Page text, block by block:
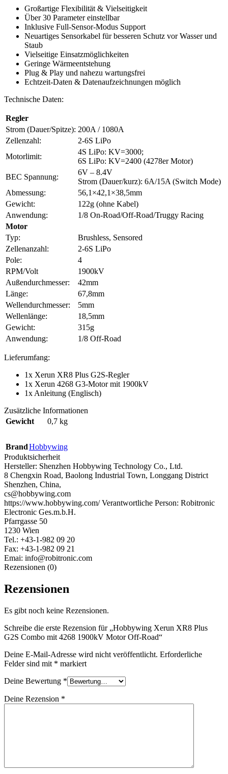
Großartige Flexibilität & Vielseitigkeit
Über 30 Parameter einstellbar
Inklusive Full-Sensor-Modus Support
Neuartiges Sensorkabel für besseren Schutz vor Wasser und
Staub
Vielseitige Einsatzmöglichkeiten
Geringe Wärmeentstehung
Plug & Play und nahezu wartungsfrei
Echtzeit-Daten & Datenaufzeichnungen möglich
Technische Daten:
Regler
Strom (Dauer/Spitze): 200A / 1080A
Zellenzahl:
2-6S LiPo
Motorlimit:
4S LiPo: KV=3000;
6S LiPo: KV=2400 (4278er Motor)
BEC Spannung:
6V – 8.4V
Strom (Dauer/kurz): 6A/15A (Switch Mode)
Abmessung:
56,1×42,1×38,5mm
Gewicht:
122g (ohne Kabel)
Anwendung:
1/8 On-Road/Off-Road/Truggy Racing
Motor
Typ:
Brushless, Sensored
Zellenanzahl:
2-6S LiPo
Pole:
4
RPM/Volt
1900kV
Außendurchmesser:
42mm
Länge:
67,8mm
Wellendurchmesser:
5mm
Wellenlänge:
18,5mm
Gewicht:
315g
Anwendung:
1/8 Off-Road
Lieferumfang:
1x Xerun XR8 Plus G2S-Regler
1x Xerun 4268 G3-Motor mit 1900kV
1x Anleitung (Englisch)
Zusätzliche Informationen
Gewicht
0,7 kg
BrandHobbywing
Produktsicherheit
Hersteller: Shenzhen Hobbywing Technology Co., Ltd.
8 Chengxin Road, Baolong Industrial Town, Longgang District
Shenzhen, China,
cs@hobbywing.com
https://www.hobbywing.com/Verantwortliche Person: Robitronic
Electronic Ges.m.b.H.
Pfarrgasse 50
1230 Wien
Tel.: +43-1-982 09 20
Fax: +43-1-982 09 21
Emai: info@robitronic.com
Rezensionen (0)
Rezensionen
Es gibt noch keine Rezensionen.
Schreibe die erste Rezension für „Hobbywing Xerun XR8 Plus
G2S Combo mit 4268 1900kV Motor Off-Road“
Deine E-Mail-Adresse wird nicht veröffentlicht. Erforderliche
Felder sind mit * markiert
Deine Bewertung *
Deine Rezension *